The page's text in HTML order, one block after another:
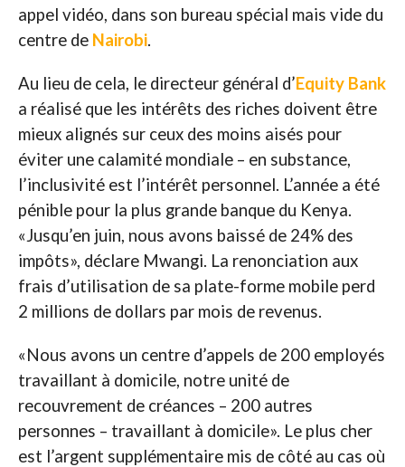
appel vidéo, dans son bureau spécial mais vide du
centre de Nairobi.
Au lieu de cela, le directeur général d’Equity Bank
a réalisé que les intérêts des riches doivent être
mieux alignés sur ceux des moins aisés pour
éviter une calamité mondiale – en substance,
l’inclusivité est l’intérêt personnel. L’année a été
pénible pour la plus grande banque du Kenya.
«Jusqu’en juin, nous avons baissé de 24% des
impôts», déclare Mwangi. La renonciation aux
frais d’utilisation de sa plate-forme mobile perd
2 millions de dollars par mois de revenus.
«Nous avons un centre d’appels de 200 employés
travaillant à domicile, notre unité de
recouvrement de créances – 200 autres
personnes – travaillant à domicile». Le plus cher
est l’argent supplémentaire mis de côté au cas où